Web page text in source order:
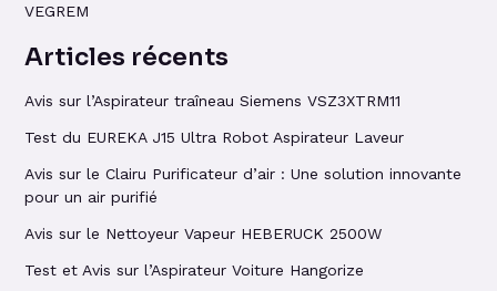
VEGREM
Articles récents
Avis sur l’Aspirateur traîneau Siemens VSZ3XTRM11
Test du EUREKA J15 Ultra Robot Aspirateur Laveur
Avis sur le Clairu Purificateur d’air : Une solution innovante
pour un air purifié
Avis sur le Nettoyeur Vapeur HEBERUCK 2500W
Test et Avis sur l’Aspirateur Voiture Hangorize